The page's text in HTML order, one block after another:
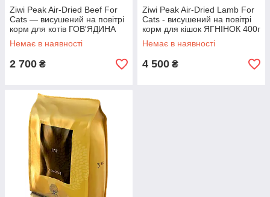
Ziwi Peak Air-Dried Beef For
Cats — висушений на повітрі
корм для котів ГОВ'ЯДИНА
400 г
Немає в наявності
2 700 ₴
Ziwi Peak Air-Dried Lamb For
Cats - висушений на повітрі
корм для кішок ЯГНІНОК 400г
Немає в наявності
4 500 ₴